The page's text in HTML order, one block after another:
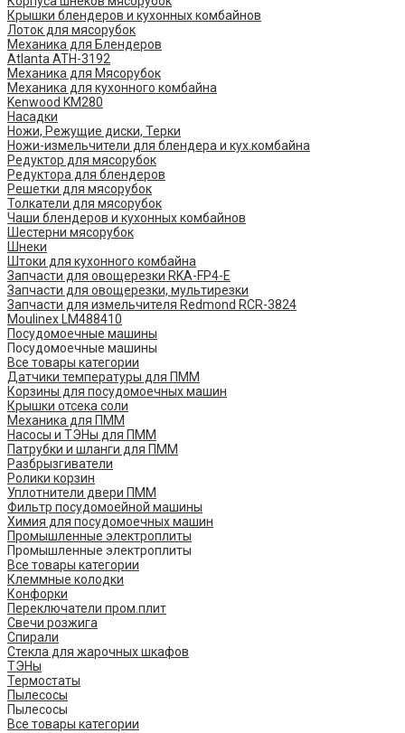
Крышки блендеров и кухонных комбайнов
Лоток для мясорубок
Механика для Блендеров
Atlanta ATH-3192
Механика для Мясорубок
Механика для кухонного комбайна
Kenwood KM280
Насадки
Ножи, Режущие диски, Терки
Ножи-измельчители для блендера и кух.комбайна
Редуктор для мясорубок
Редуктора для блендеров
Решетки для мясорубок
Толкатели для мясорубок
Чаши блендеров и кухонных комбайнов
Шестерни мясорубок
Шнеки
Штоки для кухонного комбайна
Запчасти для овощерезки RKA-FP4-E
Запчасти для овощерезки, мультирезки
Запчасти для измельчителя Redmond RCR-3824
Moulinex LM488410
Посудомоечные машины
Посудомоечные машины
Все товары категории
Датчики температуры для ПММ
Корзины для посудомоечных машин
Крышки отсека соли
Механика для ПММ
Насосы и ТЭНы для ПММ
Патрубки и шланги для ПММ
Разбрызгиватели
Ролики корзин
Уплотнители двери ПММ
Фильтр посудомоейной машины
Химия для посудомоечных машин
Промышленные электроплиты
Промышленные электроплиты
Все товары категории
Клеммные колодки
Конфорки
Переключатели пром.плит
Свечи розжига
Спирали
Стекла для жарочных шкафов
ТЭНы
Термостаты
Пылесосы
Пылесосы
Все товары категории